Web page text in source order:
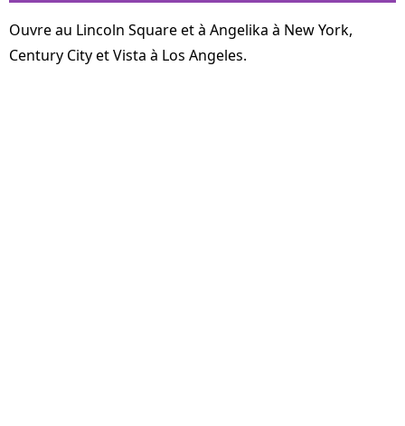
Ouvre au Lincoln Square et à Angelika à New York,
Century City et Vista à Los Angeles.